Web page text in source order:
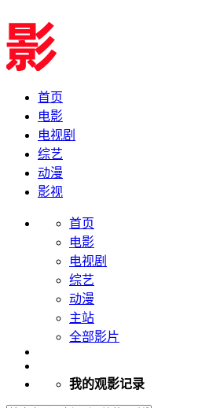
首页
电影
电视剧
综艺
动漫
影视
首页
电影
电视剧
综艺
动漫
主站
全部影片
我的观影记录